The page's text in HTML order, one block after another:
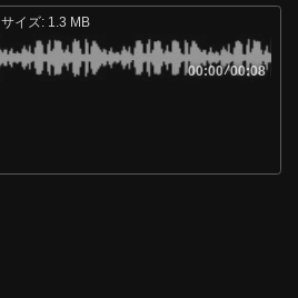
サイズ: 1.3 MB
00:00/00:08